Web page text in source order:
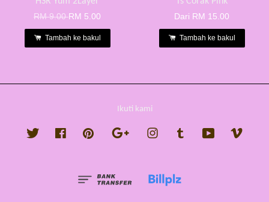
RM 9.00RM 5.00
Tambah ke bakul
Dari RM 15.00
Tambah ke bakul
Ikuti kami
Twitter FacebookPinterest Google InstagramTumblr YouTube